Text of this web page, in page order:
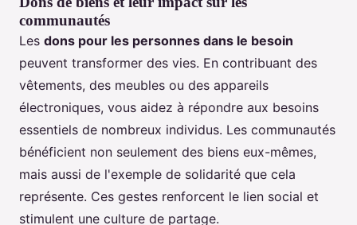
communautés
Les dons pour les personnes dans le besoin
peuvent transformer des vies. En contribuant des
vêtements, des meubles ou des appareils
électroniques, vous aidez à répondre aux besoins
essentiels de nombreux individus. Les communautés
bénéficient non seulement des biens eux-mêmes,
mais aussi de l'exemple de solidarité que cela
représente. Ces gestes renforcent le lien social et
stimulent une culture de partage.